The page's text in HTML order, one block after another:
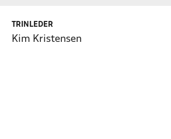
TRINLEDER
Kim Kristensen